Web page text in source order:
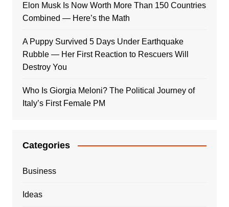
Elon Musk Is Now Worth More Than 150 Countries
Combined — Here’s the Math
A Puppy Survived 5 Days Under Earthquake
Rubble — Her First Reaction to Rescuers Will
Destroy You
Who Is Giorgia Meloni? The Political Journey of
Italy’s First Female PM
Categories
Business
Ideas